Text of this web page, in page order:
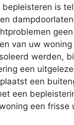
is
van uw
werden,
een
een
een
een frisse